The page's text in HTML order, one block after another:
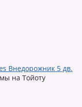
Внедорожник 5 дв.
на Тойоту